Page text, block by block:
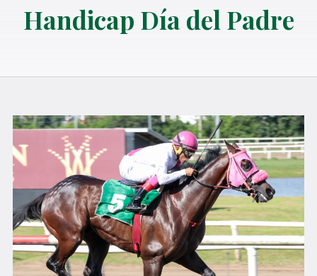
Handicap Día del Padre